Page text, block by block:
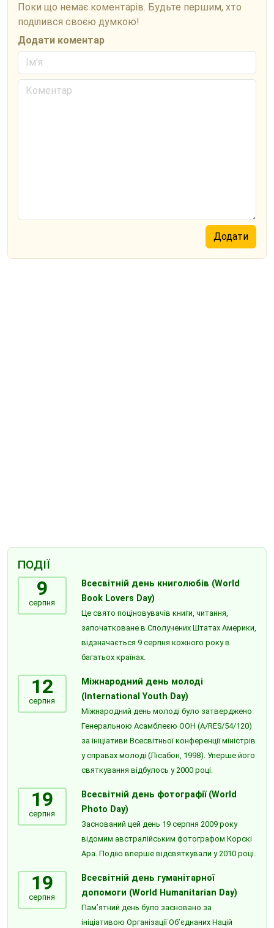
Поки що немає коментарів. Будьте першим, хто
поділився своєю думкою!
Додати коментар
ПОДІЇ
9
серпня
Всесвітній день книголюбів (World
Book Lovers Day)
Це свято поціновувачів книги, читання,
започатковане в Сполучених Штатах Америки,
відзначається 9 серпня кожного року в
багатьох країнах.
12
серпня
Міжнародний день молоді
(International Youth Day)
Міжнародний день молоді було затверджено
Генеральною Асамблеєю ООН (A/RES/54/120)
за ініціативи Всесвітньої конференції міністрів
у справах молоді (Лісабон, 1998). Уперше його
святкування відбулось у 2000 році.
19
серпня
Всесвітній день фотографії (World
Photo Day)
Заснований цей день 19 серпня 2009 року
відомим австралійським фотографом Корскі
Ара. Подію вперше відсвяткували у 2010 році.
19
серпня
Всесвітній день гуманітарної
допомоги (World Humanitarian Day)
Пам’ятний день було засновано за
ініціативою Організації Об’єднаних Націй